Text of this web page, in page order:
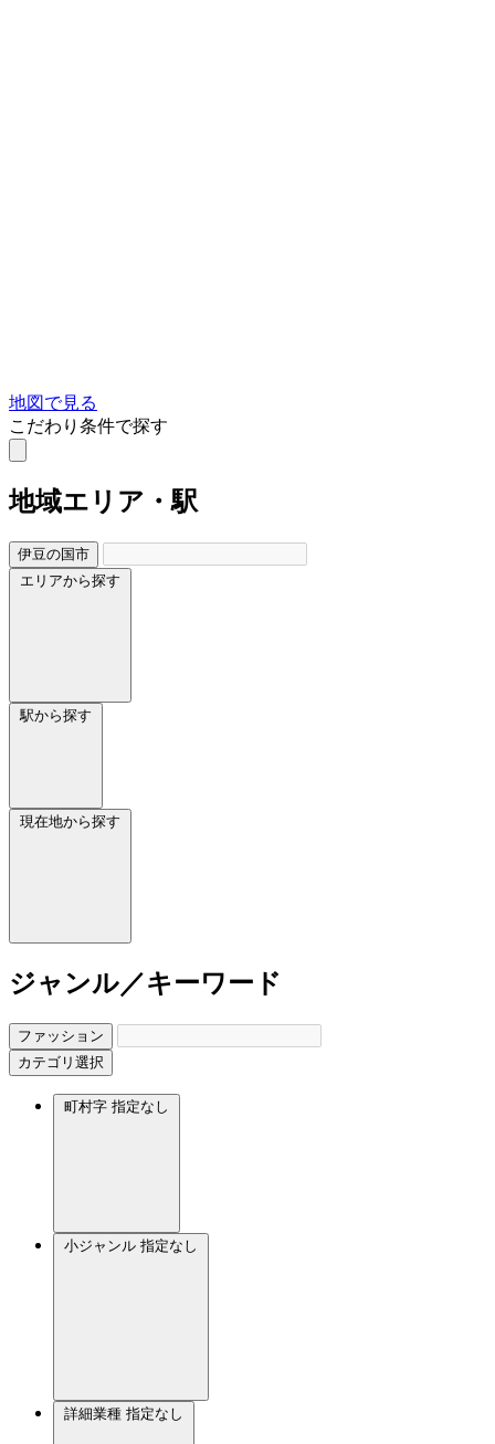
地図で見る
こだわり条件で探す
地域エリア・駅
伊豆の国市
エリアから探す
駅から探す
現在地から探す
ジャンル／キーワード
ファッション
カテゴリ選択
町村字 指定なし
小ジャンル 指定なし
詳細業種 指定なし